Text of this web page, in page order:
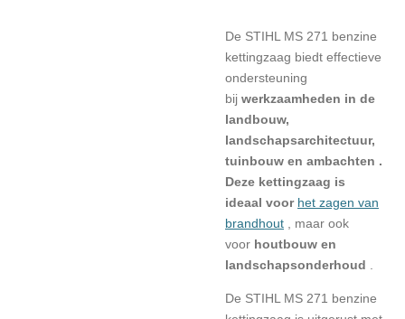
De STIHL MS 271 benzine
kettingzaag biedt effectieve
ondersteuning
bij werkzaamheden in de
landbouw,
landschapsarchitectuur,
tuinbouw en ambachten .
Deze kettingzaag is
ideaal voor het zagen van
brandhout
, maar ook
voor houtbouw en
landschapsonderhoud
De STIHL MS 271 benzine